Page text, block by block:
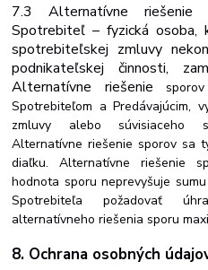
7.3 Alternatívne
Spotrebiteľ – fyzická osoba,
spotrebiteľskej zmluvy
podnikateľskejčinnosti,
Alternatívne riešenie
Spotrebiteľom a Predávajúcim,
zmluvy alebo súvisiaceho
Alternatívne riešenie sporov sa
diaľku. Alternatívne riešenie
hodnota sporu neprevyšuje
Spotrebiteľa požadovať
alternatívneho riešenia sporu
8. Ochrana osobných